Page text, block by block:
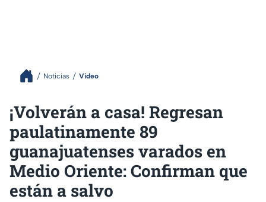
Noticias Video
¡Volverán a casa! Regresan
paulatinamente 89
guanajuatenses varados en
Medio Oriente: Confirman que
están a salvo